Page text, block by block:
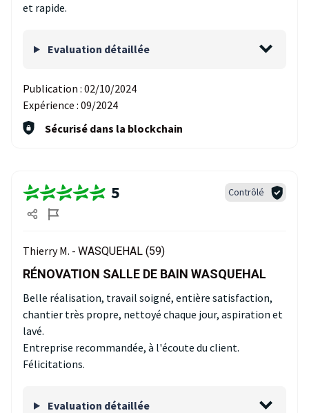
et rapide.
Evaluation détaillée
Publication : 02/10/2024
Expérience : 09/2024
Sécurisé dans la blockchain
5 Contrôlé
Thierry M. - WASQUEHAL (59)
RÉNOVATION SALLE DE BAIN WASQUEHAL
Belle réalisation, travail soigné, entière satisfaction,
chantier très propre, nettoyé chaque jour, aspiration et
lavé.
Entreprise recommandée, à l'écoute du client.
Félicitations.
Evaluation détaillée